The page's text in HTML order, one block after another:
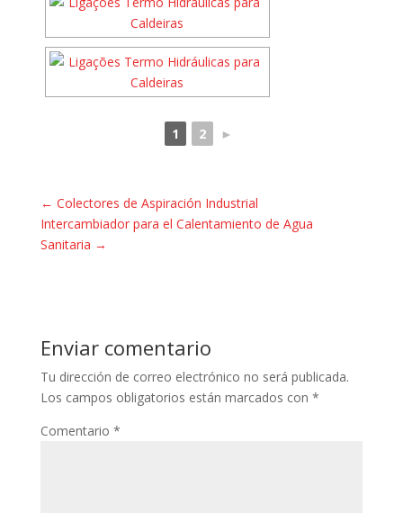
1 2 ►
← Colectores de Aspiración Industrial
Intercambiador para el Calentamiento de Agua
Sanitaria →
Enviar comentario
Tu dirección de correo electrónico no será publicada.
Los campos obligatorios están marcados con *
Comentario *